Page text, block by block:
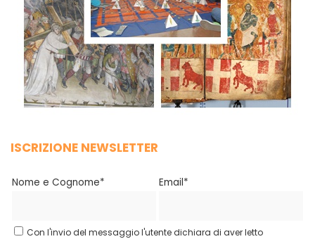
ISCRIZIONE NEWSLETTER
Nome e Cognome* Email*
Con l'invio del messaggio l'utente dichiara di aver letto